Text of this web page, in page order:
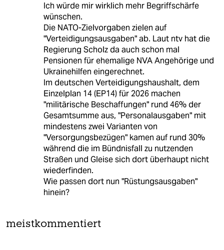
Ich würde mir wirklich mehr Begriffschärfe
wünschen.
Die NATO-Zielvorgaben zielen auf
"Verteidigungsausgaben" ab. Laut ntv hat die
Regierung Scholz da auch schon mal
Pensionen für ehemalige NVA Angehörige und
Ukrainehilfen eingerechnet.
Im deutschen Verteidigungshaushalt, dem
Einzelplan 14 (EP14) für 2026 machen
"militärische Beschaffungen" rund 46% der
Gesamtsumme aus, "Personalausgaben" mit
mindestens zwei Varianten von
"Versorgungsbezügen" kamen auf rund 30%
während die im Bündnisfall zu nutzenden
Straßen und Gleise sich dort überhaupt nicht
wiederfinden.
Wie passen dort nun "Rüstungsausgaben"
hinein?
meistkommentiert